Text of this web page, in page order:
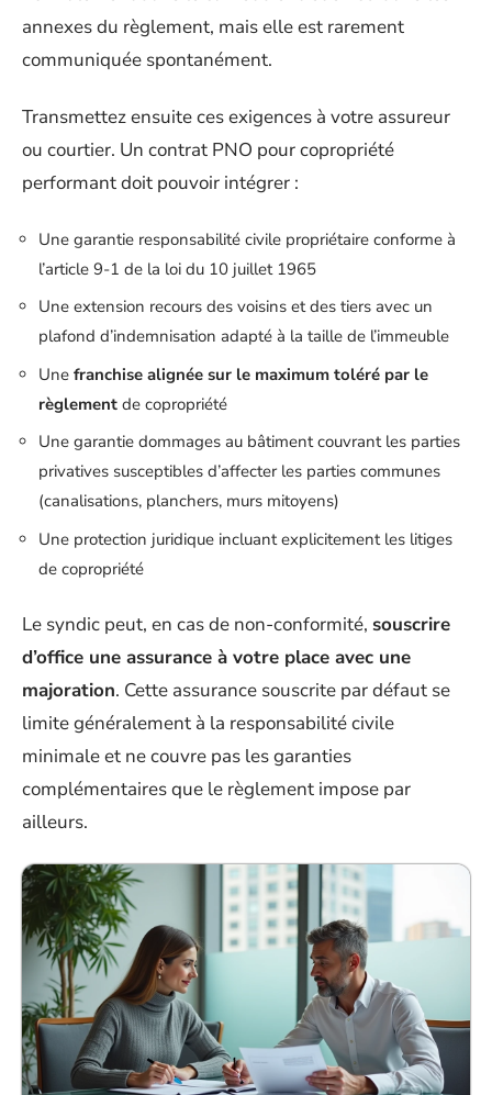
annexes du règlement, mais elle est rarement
communiquée spontanément.
Transmettez ensuite ces exigences à votre assureur
ou courtier. Un contrat PNO pour copropriété
performant doit pouvoir intégrer :
Une garantie responsabilité civile propriétaire conforme à
l’article 9-1 de la loi du 10 juillet 1965
Une extension recours des voisins et des tiers avec un
plafond d’indemnisation adapté à la taille de l’immeuble
Une franchise alignée sur le maximum toléré par le
règlement de copropriété
Une garantie dommages au bâtiment couvrant les parties
privatives susceptibles d’affecter les parties communes
(canalisations, planchers, murs mitoyens)
Une protection juridique incluant explicitement les litiges
de copropriété
Le syndic peut, en cas de non-conformité, souscrire
d’office une assurance à votre place avec une
majoration. Cette assurance souscrite par défaut se
limite généralement à la responsabilité civile
minimale et ne couvre pas les garanties
complémentaires que le règlement impose par
ailleurs.